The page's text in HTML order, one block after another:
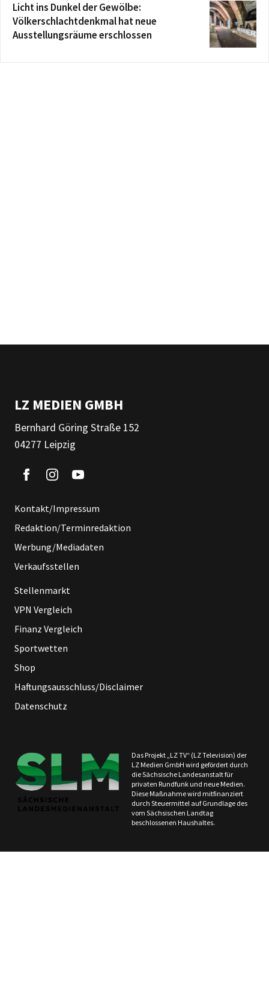
Licht ins Dunkel der Gewölbe:
Völkerschlachtdenkmal hat neue
Ausstellungsräume erschlossen
LZ MEDIEN GMBH
Bernhard Göring Straße 152
04277 Leipzig
Kontakt/Impressum
Redaktion/Terminredaktion
Werbung/Mediadaten
Verkaufsstellen
Stellenmarkt
VPN Vergleich
Finanz Vergleich
Sportwetten
Shop
Haftungsausschluss/Disclaimer
Datenschutz
Das Projekt „LZ TV“ (LZ Television) der
LZ Medien GmbH wird gefördert durch
die Sächsische Landesanstalt für
privaten Rundfunk und neue Medien.
Diese Maßnahme wird mitfinanziert
durch Steuermittel auf Grundlage des
vom Sächsischen Landtag
beschlossenen Haushaltes.